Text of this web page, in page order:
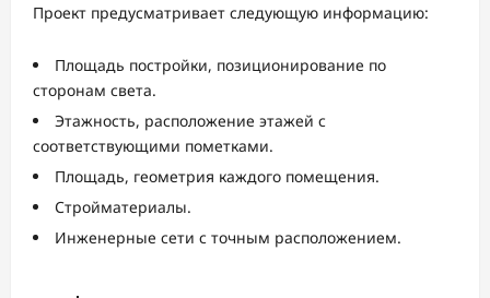
Проект предусматривает следующую информацию:
Площадь постройки, позиционирование по
сторонам света.
Этажность, расположение этажей с
соответствующими пометками.
Площадь, геометрия каждого помещения.
Стройматериалы.
Инженерные сети с точным расположением.